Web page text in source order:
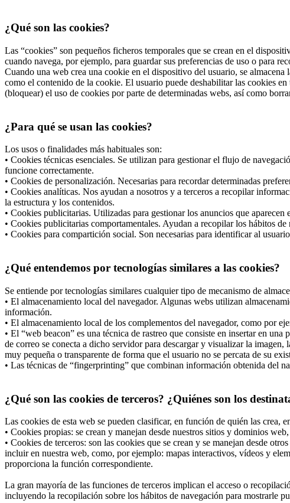
¿Qué son las cookies?
Las “cookies” son pequeños ficheros temporales que se crean en el
cuando navega, por ejemplo, para guardar sus preferencias de uso o para
Cuando una web crea una cookie en el dispositivo del usuario, se
como el contenido de la cookie. El usuario puede deshabilitar las cookies
(bloquear) el uso de cookies por parte de determinadas webs, así como
¿Para qué se usan las cookies?
Los usos o finalidades más habituales son:
• Cookies técnicas esenciales. Se utilizan para gestionar el flujo de
funcione correctamente.
• Cookies de personalización. Necesarias para recordar determinadas
• Cookies analíticas. Nos ayudan a nosotros y a terceros a recopilar
la estructura y los contenidos.
• Cookies publicitarias. Utilizadas para gestionar los anuncios que
• Cookies publicitarias comportamentales. Ayudan a recopilar los hábitos
• Cookies para compartición social. Son necesarias para identificar al
¿Qué entendemos por tecnologías similares a las cookies?
Se entiende por tecnologías similares cualquier tipo de mecanismo de
• El almacenamiento local del navegador. Algunas webs utilizan
información.
• El almacenamiento local de los complementos del navegador, como por
• El “web beacon” es una técnica de rastreo que consiste en insertar en
de correo se conecta a dicho servidor para descargar y visualizar la
muy pequeña o transparente de forma que el usuario no se percata de su
• Las técnicas de “fingerprinting” que combinan información obtenida del
¿Qué son las cookies de terceros? ¿Quiénes son los
Las cookies de esta web se pueden clasificar, en función de quién las crea,
• Cookies propias: se crean y manejan desde nuestros sitios y dominios
• Cookies de terceros: son las cookies que se crean y se manejan desde
incluir en nuestra web, como, por ejemplo: mapas interactivos, vídeos y
proporciona la función correspondiente.
La gran mayoría de las funciones de terceros implican el acceso o
incluyendo la recopilación sobre los hábitos de navegación para mostrarle